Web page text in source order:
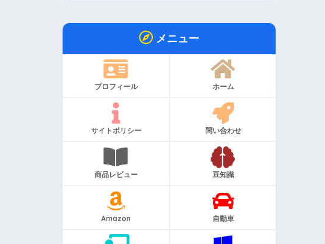
メニュー
プロフィール ホーム
サイトポリシー 問い合わせ
商品レビュー 豆知識
Amazon 自動車